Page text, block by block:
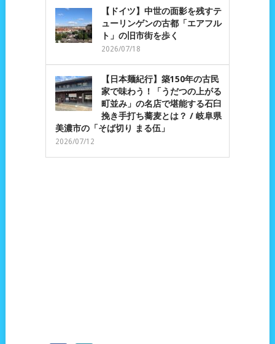
【ドイツ】中世の面影を残すテ
ューリンゲンの古都「エアフル
ト」の旧市街を歩く
2026/07/18
【日本麺紀行】築150年の古民
家で味わう！「うだつの上がる
町並み」の名店で堪能する石臼
挽き手打ち蕎麦とは？ / 岐阜県
美濃市の「そば切り まる伍」
2026/07/12